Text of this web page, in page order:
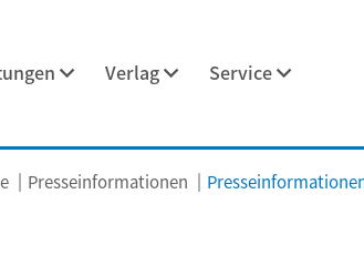
Verlag Service
Presseinformationen